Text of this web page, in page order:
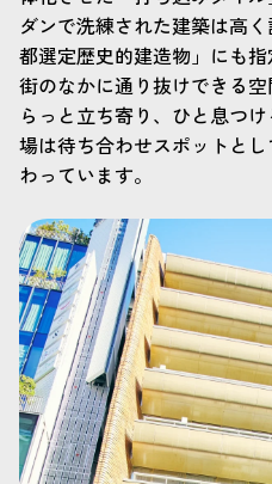
ダンで洗練された建築は高
都選定歴史的建造物」にも
街のなかに通り抜けできる
らっと立ち寄り、ひと息つ
場は待ち合わせスポットと
わっています。